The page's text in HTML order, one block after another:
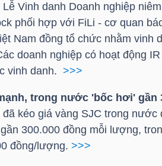
Vinh danh Doanh nghiệp
phối hợp với FiLi - cơ quan
Nam đồng tổ chức nhằm vinh
doanh nghiệp có hoạt động
vinh danh. >>>
trong nước 'bốc hơi' gần
đã kéo giá vàng SJC trong nước
300.000 đồng mỗi lượng,
đồng/lượng. >>>